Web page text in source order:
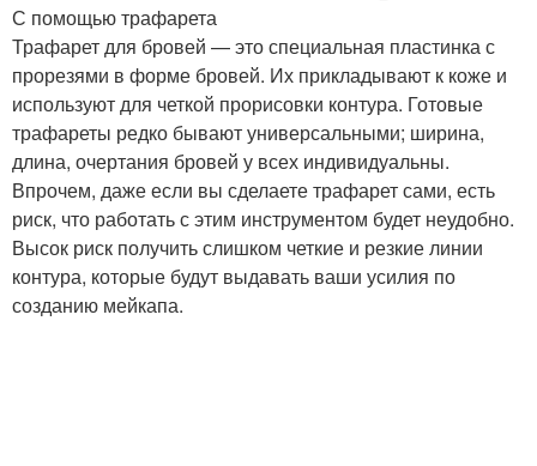
С помощью трафарета
Трафарет для бровей — это специальная пластинка с
прорезями в форме бровей. Их прикладывают к коже и
используют для четкой прорисовки контура. Готовые
трафареты редко бывают универсальными; ширина,
длина, очертания бровей у всех индивидуальны.
Впрочем, даже если вы сделаете трафарет сами, есть
риск, что работать с этим инструментом будет неудобно.
Высок риск получить слишком четкие и резкие линии
контура, которые будут выдавать ваши усилия по
созданию мейкапа.